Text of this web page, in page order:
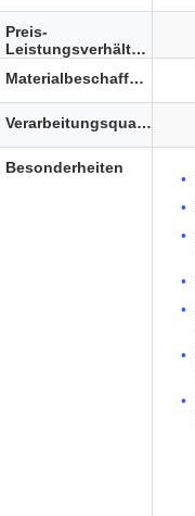
Preis-
Leistungsverhältnis
Materialbeschaffenheit
Verarbeitungsqualität
Besonderheiten